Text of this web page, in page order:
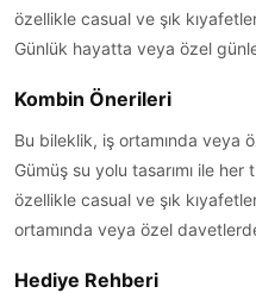
özellikle casual ve şık
Günlük hayatta veya özel
Kombin Önerileri
Bu bileklik, iş ortamında veya
Gümüş su yolu tasarımı ile
özellikle casual ve şık
ortamında veya özel
Hediye Rehberi